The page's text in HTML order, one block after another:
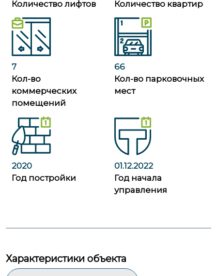
Количество лифтов
Количество квартир
7
Кол-во
коммерческих
помещений
66
Кол-во парковочных
мест
2020
Год постройки
01.12.2022
Год начала
управления
Характеристики объекта